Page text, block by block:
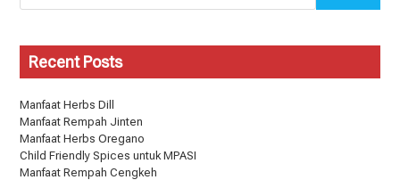
Recent Posts
Manfaat Herbs Dill
Manfaat Rempah Jinten
Manfaat Herbs Oregano
Child Friendly Spices untuk MPASI
Manfaat Rempah Cengkeh